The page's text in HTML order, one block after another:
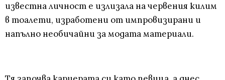
известна личност е излизала на червения килим
в тоалети, изработени от импровизирани и
напълно необичайни за модата материали.